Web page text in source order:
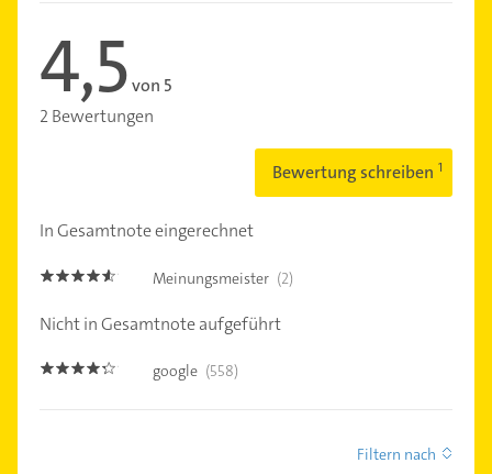
4,5von 5
2 Bewertungen
Bewertung schreiben
In Gesamtnote eingerechnet
4.5 Meinungsmeister (2)
Nicht in Gesamtnote aufgeführt
4.2000003 google (558)
Filtern nach